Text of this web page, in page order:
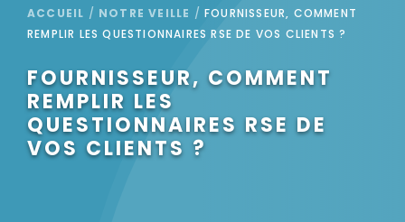
ACCUEIL / NOTRE VEILLE /FOURNISSEUR, COMMENT
REMPLIR LES QUESTIONNAIRES RSE DE VOS CLIENTS ?
FOURNISSEUR, COMMENT
REMPLIR LES
QUESTIONNAIRES RSE DE
VOS CLIENTS ?